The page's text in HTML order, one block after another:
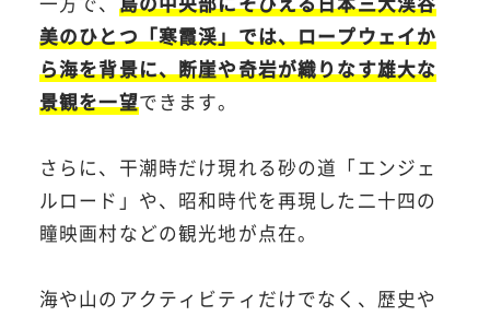
美のひとつ「寒霞渓」では、ロープウェイか
ら海を背景に、断崖や奇岩が織りなす雄大な
景観を一望できます。
さらに、干潮時だけ現れる砂の道「エンジェ
ルロード」や、昭和時代を再現した二十四の
瞳映画村などの観光地が点在。
海や山のアクティビティだけでなく、歴史や